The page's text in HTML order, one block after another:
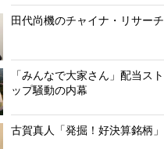
田代尚機のチャイナ・リサーチ
「みんなで大家さん」配当スト
ップ騒動の内幕
古賀真人「発掘！好決算銘柄」